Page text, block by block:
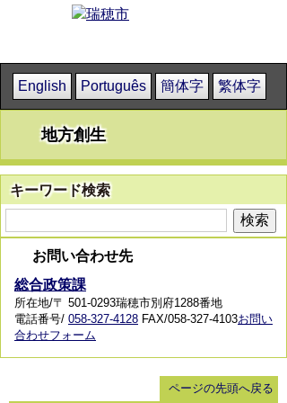
English Português 簡体字 繁体字
地方創生
キーワード検索
お問い合わせ先
総合政策課
所在地/〒 501-0293瑞穂市別府1288番地
電話番号/ 058-327-4128 FAX/058-327-4103お問い
合わせフォーム
ページの先頭へ戻る